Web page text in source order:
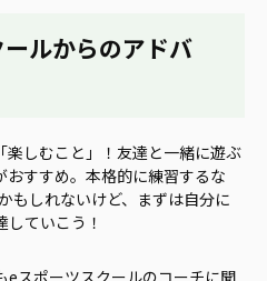
ルからのアドバ
楽しむこと」！友達と一緒に遊ぶ
すすめ。本格的に練習するな
もしれないけど、まずは自分に
ていこう！
eスポーツスクールのコーチに聞